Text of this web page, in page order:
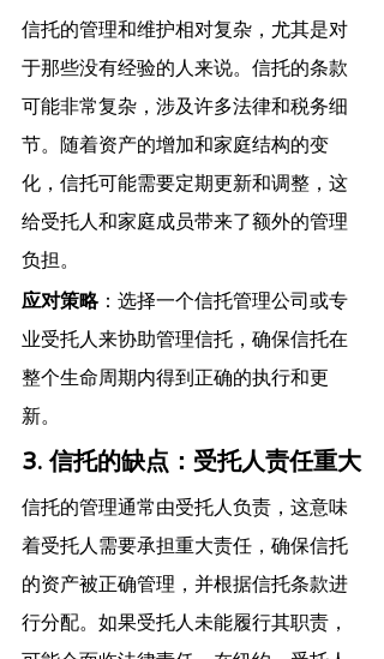
信托的管理和维护相对复杂，尤其是对
于那些没有经验的人来说。信托的条款
可能非常复杂，涉及许多法律和税务细
节。随着资产的增加和家庭结构的变
化，信托可能需要定期更新和调整，这
给受托人和家庭成员带来了额外的管理
负担。
应对策略：选择一个信托管理公司或专
业受托人来协助管理信托，确保信托在
整个生命周期内得到正确的执行和更
新。
3. 信托的缺点：受托人责任重大
信托的管理通常由受托人负责，这意味
着受托人需要承担重大责任，确保信托
的资产被正确管理，并根据信托条款进
行分配。如果受托人未能履行其职责，